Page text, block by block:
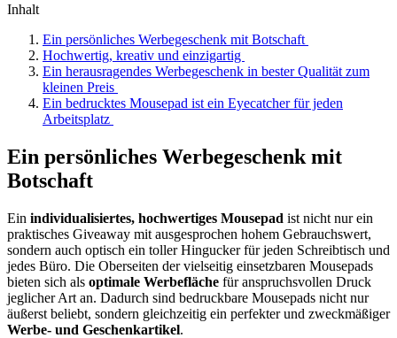
Inhalt
Ein persönliches Werbegeschenk mit Botschaft
Hochwertig, kreativ und einzigartig
Ein herausragendes Werbegeschenk in bester Qualität zum
kleinen Preis
Ein bedrucktes Mousepad ist ein Eyecatcher für jeden
Arbeitsplatz
Ein persönliches Werbegeschenk mit
Botschaft
Ein individualisiertes, hochwertiges Mousepad ist nicht nur ein
praktisches Giveaway mit ausgesprochen hohem Gebrauchswert,
sondern auch optisch ein toller Hingucker für jeden Schreibtisch und
jedes Büro. Die Oberseiten der vielseitig einsetzbaren Mousepads
bieten sich als optimale Werbefläche für anspruchsvollen Druck
jeglicher Art an. Dadurch sind bedruckbare Mousepads nicht nur
äußerst beliebt, sondern gleichzeitig ein perfekter und zweckmäßiger
Werbe- und Geschenkartikel.